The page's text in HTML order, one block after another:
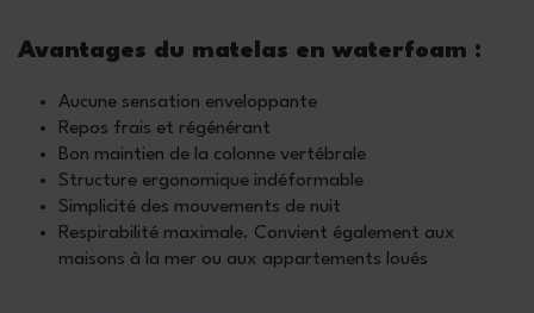
Avantages du matelas en waterfoam :
Aucune sensation enveloppante
Repos frais et régénérant
Bon maintien de la colonne vertébrale
Structure ergonomique indéformable
Simplicité des mouvements de nuit
Respirabilité maximale. Convient également aux
maisons à la mer ou aux appartements loués